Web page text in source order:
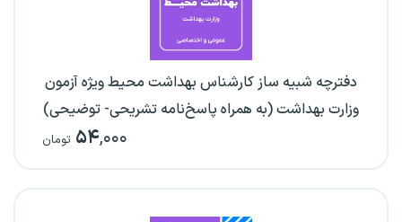
دفترچه شبیه ساز کارشناس بهداشت محیط ویژه آزمون
وزارت بهداشت (به همراه پاسخ‌نامه تشریحی- توضیحی)
۵۴,۰۰۰ تومان